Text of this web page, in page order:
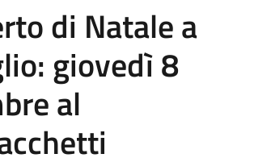
di Natale a
giovedì 8
al